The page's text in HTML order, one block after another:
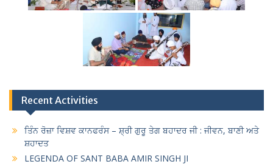
Recent Activities
ਤਿੰਨ ਰੋਜ਼ਾ ਵਿਸ਼ਵ ਕਾਨਫਰੰਸ – ਸ਼੍ਰੀ ਗੁਰੂ ਤੇਗ ਬਹਾਦਰ ਜੀ : ਜੀਵਨ, ਬਾਣੀ ਅਤੇ
ਸ਼ਹਾਦਤ
LEGENDA OF SANT BABA AMIR SINGH JI